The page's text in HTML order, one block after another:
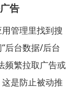
告
管理里找到搜
后台数据/后台
频繁拉取广告或
是防止被动推